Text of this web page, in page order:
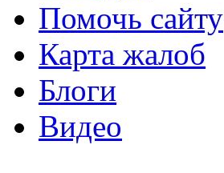
Помочь сайту
Карта жалоб
Блоги
Видео